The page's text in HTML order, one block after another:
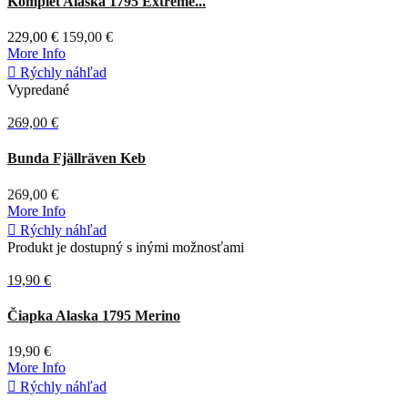
229,00 € 159,00 €
More Info
 Rýchly náhľad
Vypredané
269,00 €
Deep
Forest
Bunda Fjällräven Keb
269,00 €
More Info
 Rýchly náhľad
Produkt je dostupný s inými možnosťami
19,90 €
Hnedá
Čiapka Alaska 1795 Merino
19,90 €
More Info
 Rýchly náhľad